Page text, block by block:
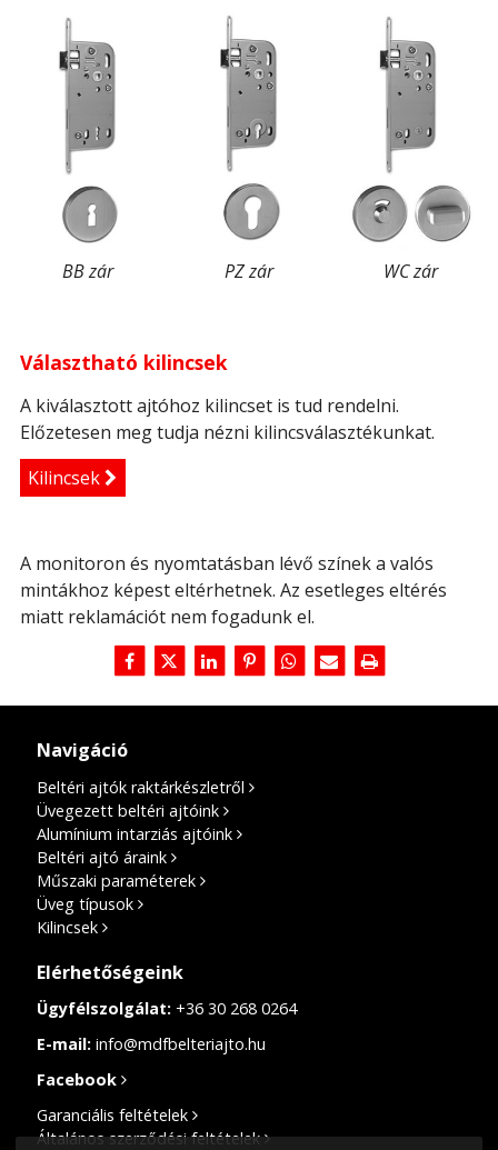
BB zár PZ zár WC zár
Választható kilincsek
A kiválasztott ajtóhoz kilincset is tud rendelni.
Előzetesen meg tudja nézni kilincsválasztékunkat.
Kilincsek
A monitoron és nyomtatásban lévő színek a valós
mintákhoz képest eltérhetnek. Az esetleges eltérés
miatt reklamációt nem fogadunk el.
Navigáció
Beltéri ajtók raktárkészletről
Üvegezett beltéri ajtóink
Alumínium intarziás ajtóink
Beltéri ajtó áraink
Műszaki paraméterek
Üveg típusok
Kilincsek
Elérhetőségeink
Ügyfélszolgálat: +36 30 268 0264
E-mail: info@mdfbelteriajto.hu
Facebook
Garanciális feltételek
Általános szerződési feltételek